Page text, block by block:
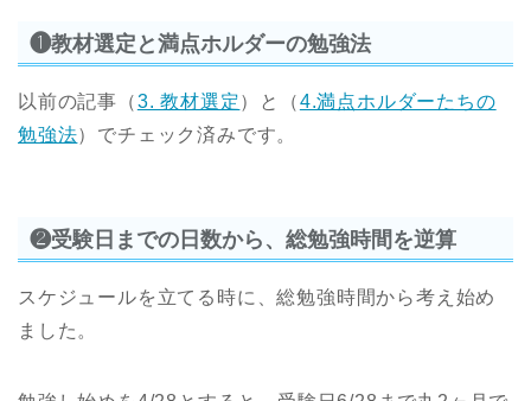
❶教材選定と満点ホルダーの勉強法
以前の記事（3. 教材選定）と（4.満点ホルダーたちの
勉強法）でチェック済みです。
❷受験日までの日数から、総勉強時間を逆算
スケジュールを立てる時に、総勉強時間から考え始め
ました。